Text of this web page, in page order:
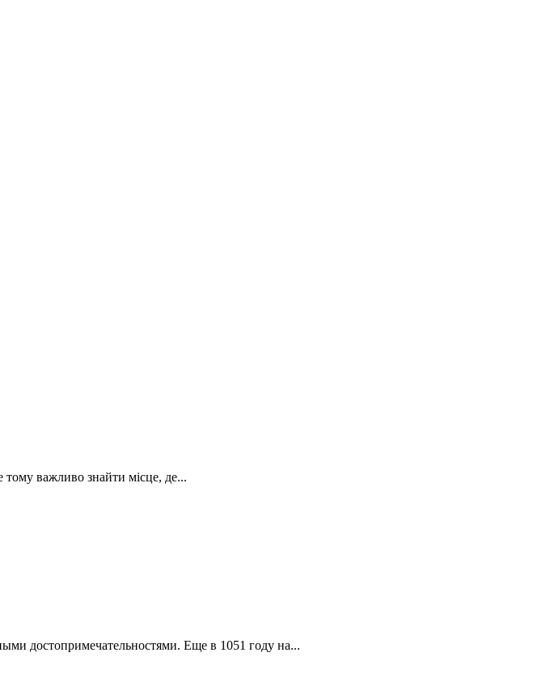
важливо знайти місце, де...
достопримечательностями. Еще в 1051 году на...